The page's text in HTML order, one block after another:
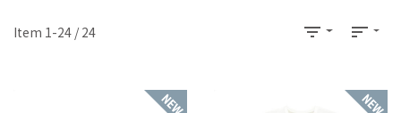
Item 1-24 / 24 filter_list sort